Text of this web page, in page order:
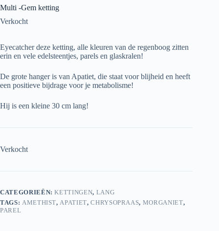
Multi -Gem ketting
Verkocht
Eyecatcher deze ketting, alle kleuren van de regenboog zitten
erin en vele edelsteentjes, parels en glaskralen!
De grote hanger is van Apatiet, die staat voor blijheid en heeft
een positieve bijdrage voor je metabolisme!
Hij is een kleine 30 cm lang!
Verkocht
CATEGORIEËN:KETTINGEN, LANG
TAGS: AMETHIST,APATIET,CHRYSOPRAAS, MORGANIET,
PAREL